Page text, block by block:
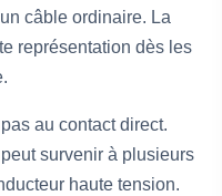
câble ordinaire. La
représentation dès les
au contact direct.
survenir à plusieurs
haute tension.